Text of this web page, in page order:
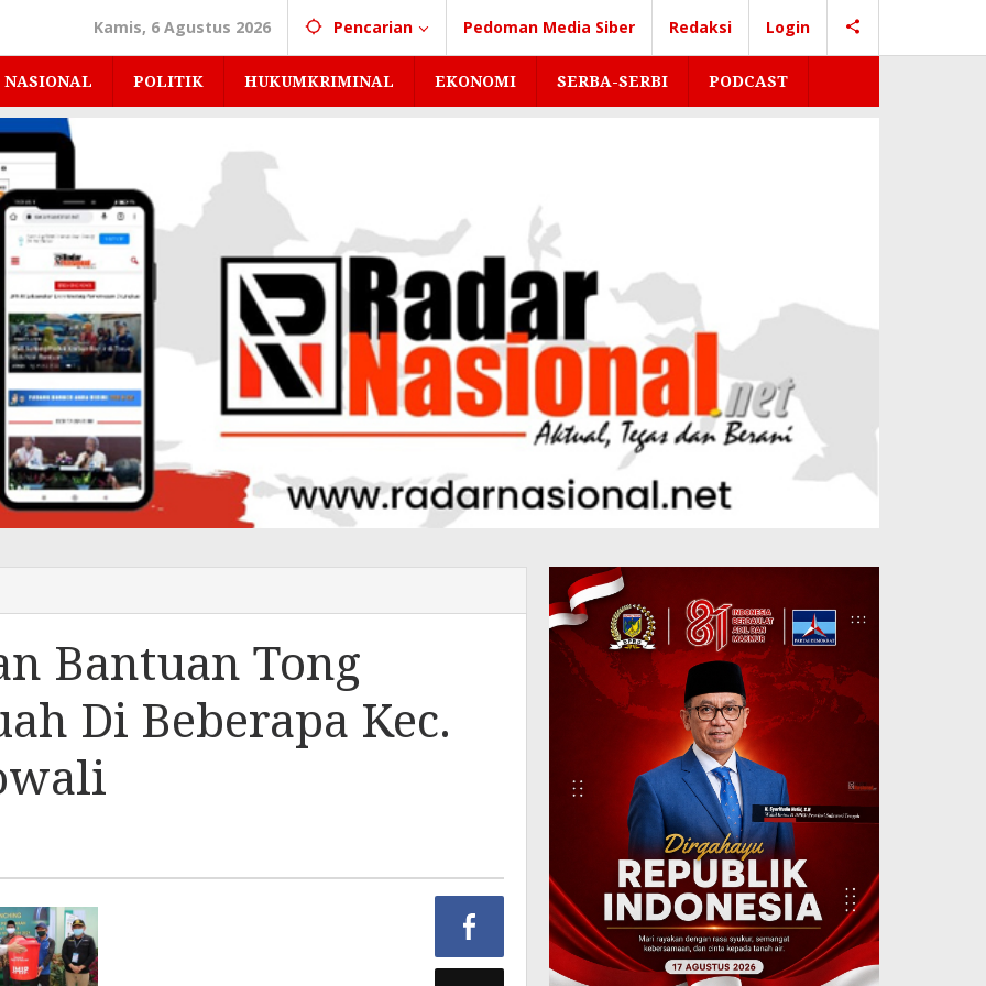
Kamis, 6 Agustus 2026 Pencarian Pedoman Media Siber Redaksi Login
NASIONAL POLITIK HUKUMKRIMINAL EKONOMI SERBA-SERBI PODCAST
Bantuan Tong
Di Beberapa Kec.